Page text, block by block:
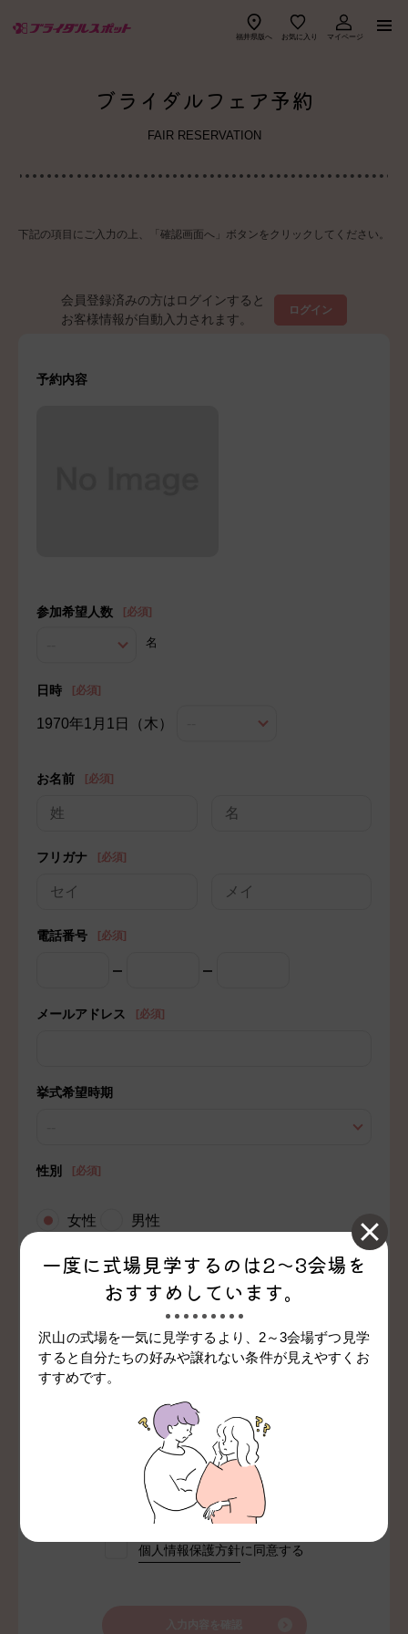
福井県版へ お気に入り マイページ
ブラスポ優待ショップ一覧
ご利用の流れ
よくある質問 ブラスポマガジン
幸せ先輩カップル
ブライダルフェア予約
FAIR RESERVATION
下記の項目にご入力の上、「確認画面へ」ボタンをクリックしてください。
会員登録済みの方はログインすると
お客様情報が自動入力されます。
ログイン
予約内容
参加希望人数 [必須]
名
日時 [必須]
1970年1月1日（木）
お名前 [必須]
フリガナ [必須]
電話番号 [必須]
メールアドレス [必須]
挙式希望時期
性別 [必須]
女性 男性
ご質問など
入力内容で会員登録も行う
個人情報保護方針に同意する
一度に式場見学するのは2～3会場を
おすすめしています。
沢山の式場を一気に見学するより、2～3会場ずつ見学
すると 自分たちの好みや譲れない条件が見えやすくお
すすめです。